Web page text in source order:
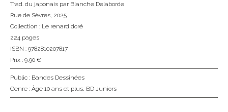
Trad. du japonais par Blanche Delaborde
Rue de Sèvres, 2025
Collection : Le renard doré
224 pages
ISBN : 9782810207817
Prix : 9,90 €
Public : Bandes Dessinées
Genre : Âge 10 ans et plus, BD Juniors